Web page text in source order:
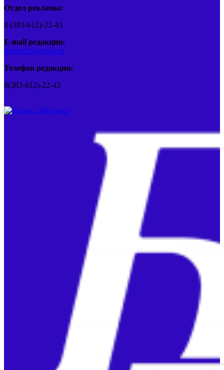
Отдел рекламы:
8 (383-612)-22-43
E-mail редакции:
barvest20@mail.ru
Телефон редакции:
8(383-612)-22-43